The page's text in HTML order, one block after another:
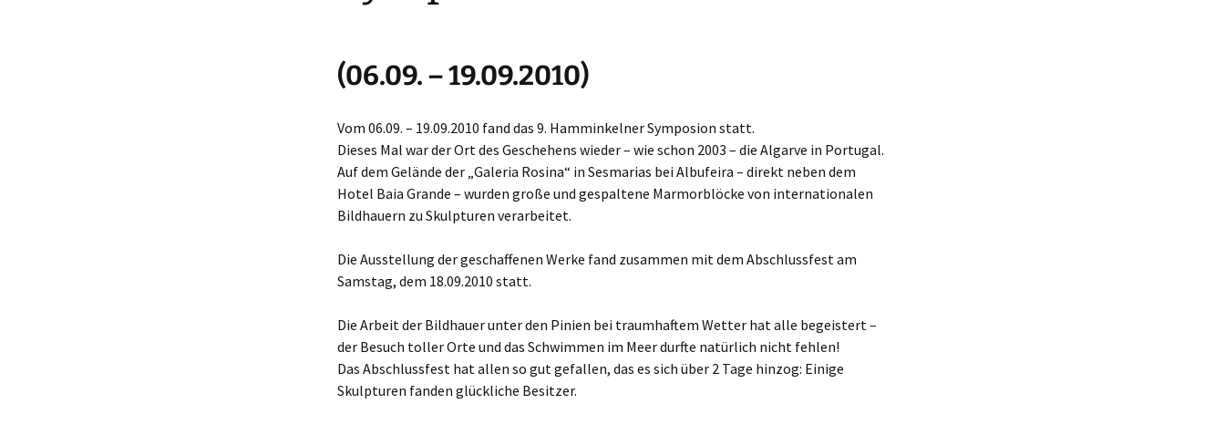
Symposion
6. Hamminkelner
Symposion
7. Hamminkelner
Symposion
8. Hamminkelner
9. Hamminkelner
Symposion
10. Hamminkelner
Symposion
(06.09. – 19.09.2010)
Vom 06.09. – 19.09.2010 fand das 9. Hamminkelner Symposion statt.
Dieses Mal war der Ort des Geschehens wieder – wie schon 2003 – die Algarve in Portugal.
Auf dem Gelände der „Galeria Rosina“ in Sesmarias bei Albufeira – direkt neben dem
Hotel Baia Grande – wurden große und gespaltene Marmorblöcke von internationalen
Bildhauern zu Skulpturen verarbeitet.
Die Ausstellung der geschaffenen Werke fand zusammen mit dem Abschlussfest am
Samstag, dem 18.09.2010 statt.
Die Arbeit der Bildhauer unter den Pinien bei traumhaftem Wetter hat alle begeistert –
der Besuch toller Orte und das Schwimmen im Meer durfte natürlich nicht fehlen!
Das Abschlussfest hat allen so gut gefallen, das es sich über 2 Tage hinzog: Einige
Skulpturen fanden glückliche Besitzer.